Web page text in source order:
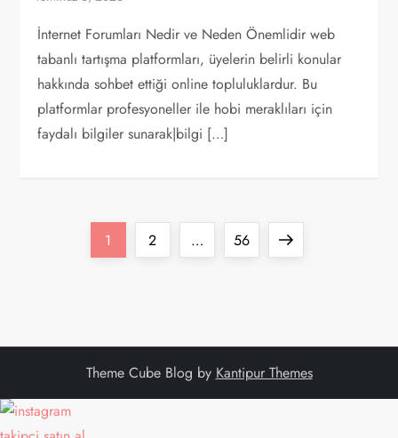
İnternet Forumları Nedir ve Neden Önemlidir web
tabanlı tartışma platformları, üyelerin belirli konular
hakkında sohbet ettiği online topluluklardur. Bu
platformlar profesyoneller ile hobi meraklıları için
faydalı bilgiler sunarak|bilgi […]
s
Page
1 Page
2 … Page
56
Next
Theme Cube Blog by Kantipur Themes